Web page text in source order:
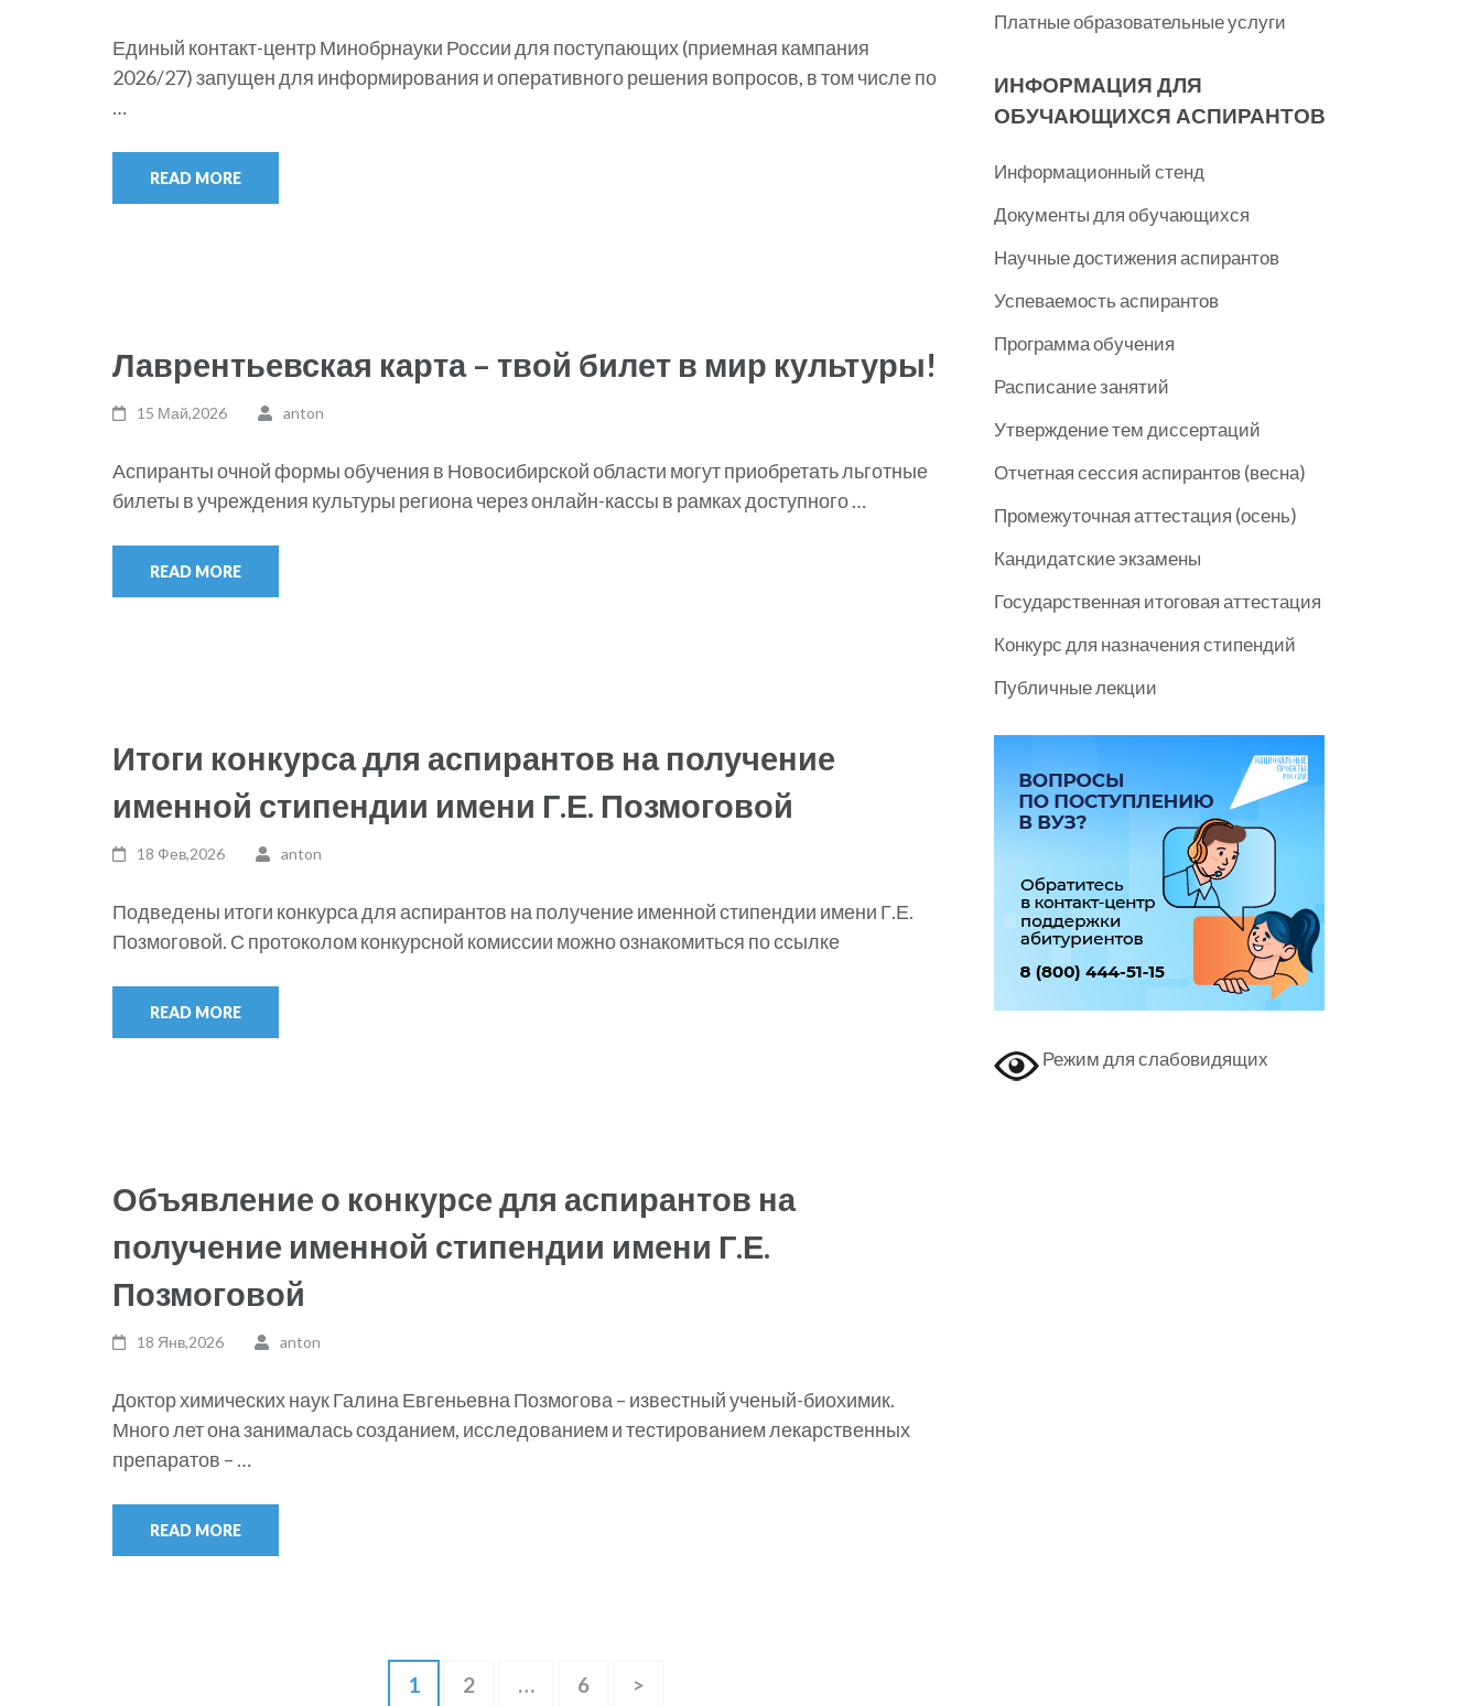
Единый контакт-центр Минобрнауки России для поступающих (приемная кампания
2026/27) запущен для информирования и оперативного решения вопросов, в том числе по
…
READ MORE
Лаврентьевская карта – твой билет в мир культуры!
15 Май,2026 anton
Аспиранты очной формы обучения в Новосибирской области могут приобретать льготные
билеты в учреждения культуры региона через онлайн-кассы в рамках доступного …
READ MORE
Итоги конкурса для аспирантов на получение
именной стипендии имени Г.Е. Позмоговой
18 Фев,2026 anton
Подведены итоги конкурса для аспирантов на получение именной стипендии имени Г.Е.
Позмоговой. С протоколом конкурсной комиссии можно ознакомиться по ссылке
READ MORE
Объявление о конкурсе для аспирантов на
получение именной стипендии имени Г.Е.
Позмоговой
18 Янв,2026 anton
Доктор химических наук Галина Евгеньевна Позмогова – известный ученый-биохимик.
Много лет она занималась созданием, исследованием и тестированием лекарственных
препаратов – …
READ MORE
Page
1 Page
2 … Page
6 >
Платные образовательные услуги
ИНФОРМАЦИЯ ДЛЯ
ОБУЧАЮЩИХСЯ АСПИРАНТОВ
Информационный стенд
Документы для обучающихся
Научные достижения аспирантов
Успеваемость аспирантов
Программа обучения
Расписание занятий
Утверждение тем диссертаций
Отчетная сессия аспирантов (весна)
Промежуточная аттестация (осень)
Кандидатские экзамены
Государственная итоговая аттестация
Конкурс для назначения стипендий
Публичные лекции
Режим для слабовидящих